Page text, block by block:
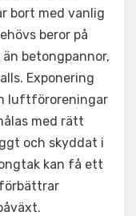
bort med vanlig
beror på
betongpannor,
Exponering
luftföroreningar
med rätt
och skyddat i
kan få ett